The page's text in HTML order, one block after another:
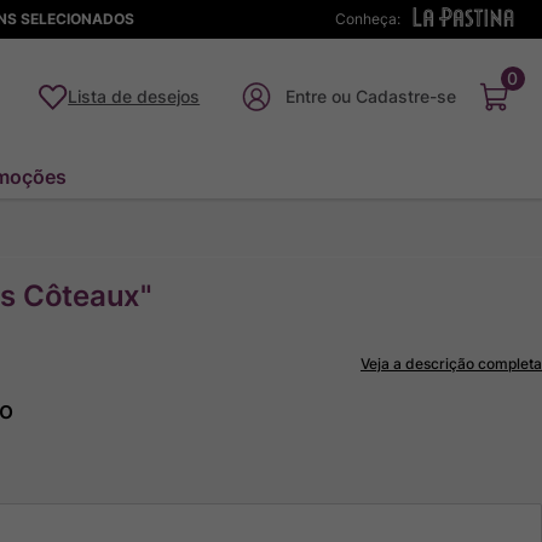
Conheça:
SELECIONADOS
Lista de desejos
0
Côteaux"
Veja a descrição completa